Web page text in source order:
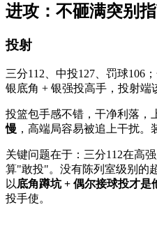
进攻：不砸满突别
投射
三分112、中投127、罚球106
银底角 + 银强投高手，投射端
投篮包手感不错，干净利落，
慢 ，高端局容易被追上干扰。
关键问题在于：三分112在高
算"敢投"。没有陈列室级别的
以底角蹲坑 + 偶尔接球投才是
投手使。